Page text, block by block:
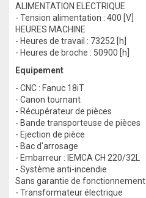
ALIMENTATION ELECTRIQUE
- Tension alimentation : 400 [V]
HEURES MACHINE
- Heures de travail : 73252 [h]
- Heures de broche : 50900 [h]
Equipement
- CNC : Fanuc 18iT
- Canon tournant
- Récupérateur de pièces
- Bande transporteuse de pièces
- Ejection de pièce
- Bac d'arrosage
- Embarreur : IEMCA CH 220/32L
- Système anti-incendie
Sans garantie de fonctionnement
- Transformateur électrique